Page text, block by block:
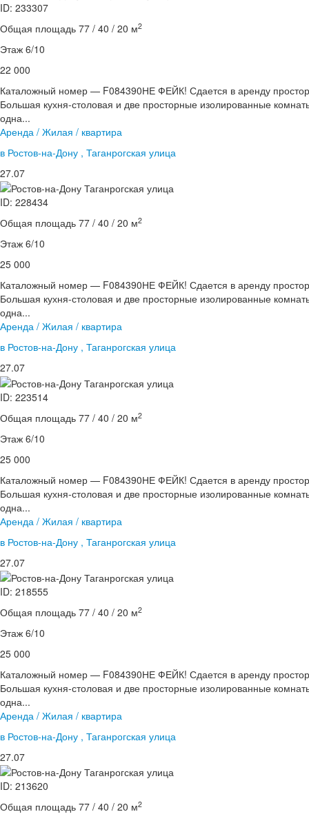
ID: 233307
Общая площадь 77 / 40 / 20 м2
Этаж 6/10
22 000
Каталожный номер — F084390НЕ ФЕЙК! Сдается в аренду
Большая кухня-столовая и две просторные изолированные
одна...
Аренда / Жилая / квартира
в Ростов-на-Дону , Таганрогская улица
27.07
ID: 228434
Общая площадь 77 / 40 / 20 м2
Этаж 6/10
25 000
Каталожный номер — F084390НЕ ФЕЙК! Сдается в аренду
Большая кухня-столовая и две просторные изолированные
одна...
Аренда / Жилая / квартира
в Ростов-на-Дону , Таганрогская улица
27.07
ID: 223514
Общая площадь 77 / 40 / 20 м2
Этаж 6/10
25 000
Каталожный номер — F084390НЕ ФЕЙК! Сдается в аренду
Большая кухня-столовая и две просторные изолированные
одна...
Аренда / Жилая / квартира
в Ростов-на-Дону , Таганрогская улица
27.07
ID: 218555
Общая площадь 77 / 40 / 20 м2
Этаж 6/10
25 000
Каталожный номер — F084390НЕ ФЕЙК! Сдается в аренду
Большая кухня-столовая и две просторные изолированные
одна...
Аренда / Жилая / квартира
в Ростов-на-Дону , Таганрогская улица
27.07
ID: 213620
Общая площадь 77 / 40 / 20 м2